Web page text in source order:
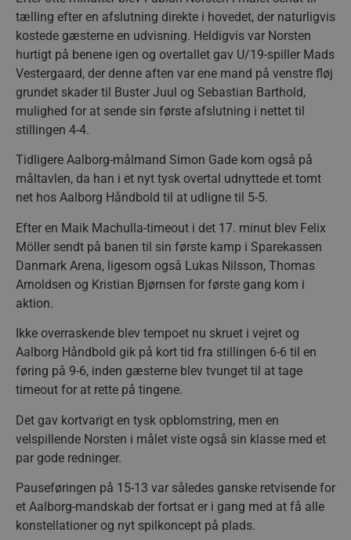
tælling efter en afslutning direkte i hovedet, der naturligvis
kostede gæsterne en udvisning. Heldigvis var Norsten
hurtigt på benene igen og overtallet gav U/19-spiller Mads
Vestergaard, der denne aften var ene mand på venstre fløj
grundet skader til Buster Juul og Sebastian Barthold,
mulighed for at sende sin første afslutning i nettet til
stillingen 4-4.
Tidligere Aalborg-målmand Simon Gade kom også på
måltavlen, da han i et nyt tysk overtal udnyttede et tomt
net hos Aalborg Håndbold til at udligne til 5-5.
Efter en Maik Machulla-timeout i det 17. minut blev Felix
Möller sendt på banen til sin første kamp i Sparekassen
Danmark Arena, ligesom også Lukas Nilsson, Thomas
Arnoldsen og Kristian Bjørnsen for første gang kom i
aktion.
Ikke overraskende blev tempoet nu skruet i vejret og
Aalborg Håndbold gik på kort tid fra stillingen 6-6 til en
føring på 9-6, inden gæsterne blev tvunget til at tage
timeout for at rette på tingene.
Det gav kortvarigt en tysk opblomstring, men en
velspillende Norsten i målet viste også sin klasse med et
par gode redninger.
Pauseføringen på 15-13 var således ganske retvisende for
et Aalborg-mandskab der fortsat er i gang med at få alle
konstellationer og nyt spilkoncept på plads.